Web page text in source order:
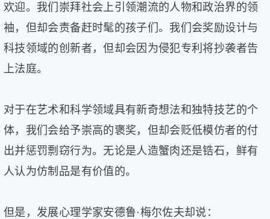
欢迎。我们崇拜社会上引领潮流的人物和政治界的领
袖，但却会责备赶时髦的孩子们。我们会奖励设计与
科技领域的创新者，但却会因为侵犯专利将抄袭者告
上法庭。
对于在艺术和科学领域具有新奇想法和独特技艺的个
体，我们会给予崇高的褒奖，但却会贬低模仿者的付
出并惩罚剽窃行为。无论是人造蟹肉还是锆石，鲜有
人认为仿制品是有价值的。
但是，发展心理学家安德鲁·梅尔佐夫却说：